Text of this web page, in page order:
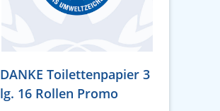
DANKE Toilettenpapier 3
lg. 16 Rollen Promo